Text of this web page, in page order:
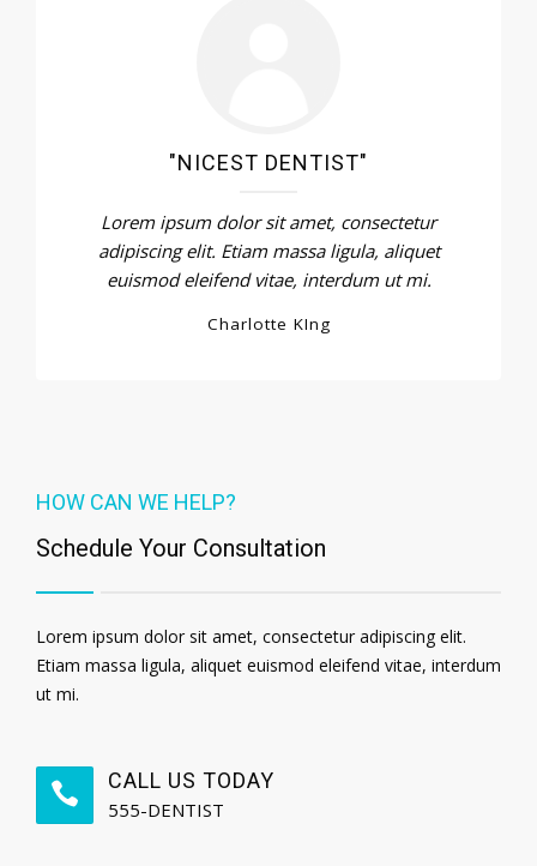
"NICEST DENTIST"
Lorem ipsum dolor sit amet, consectetur
adipiscing elit. Etiam massa ligula, aliquet
euismod eleifend vitae, interdum ut mi.
Charlotte KIng
HOW CAN WE HELP?
Schedule Your Consultation
Lorem ipsum dolor sit amet, consectetur adipiscing elit.
Etiam massa ligula, aliquet euismod eleifend vitae, interdum
ut mi.
CALL US TODAY
555-DENTIST